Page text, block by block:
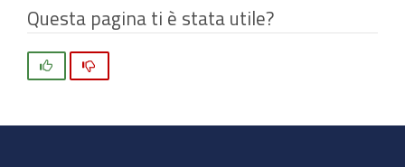
Questa pagina ti è stata utile?